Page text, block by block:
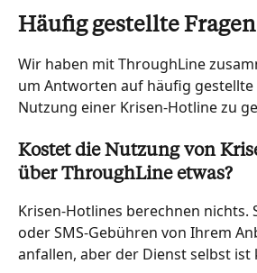
Häufig gestellte Fragen
Wir haben mit ThroughLine
um Antworten auf häufig gestellte
Nutzung einer Krisen-Hotline zu
Kostet die Nutzung von
über ThroughLine etwas?
Krisen-Hotlines berechnen nichts.
oder SMS-Gebühren von Ihrem
anfallen, aber der Dienst selbst ist